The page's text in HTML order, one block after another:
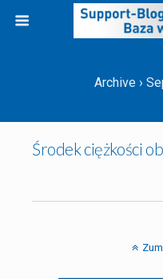
Archive ›
Środek ciężkości